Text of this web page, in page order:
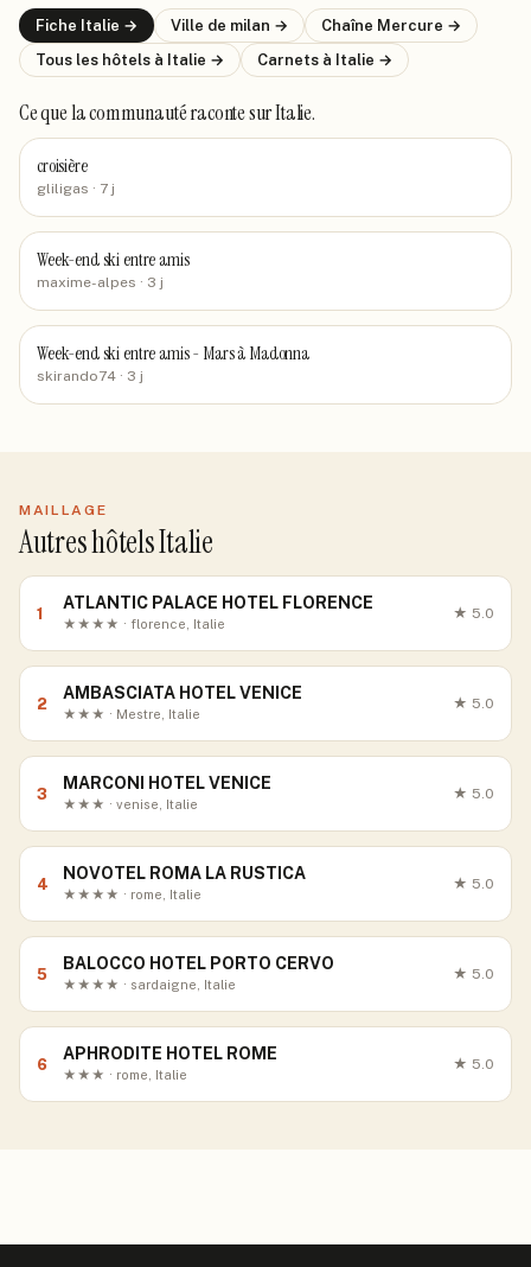
Fiche Italie → Ville de milan → Chaîne Mercure →
Tous les hôtels à Italie → Carnets à Italie →
Ce que la communauté racontesur Italie.
croisière
gliligas · 7 j
Week-end ski entre amis
maxime-alpes · 3 j
Week-end ski entre amis - Mars à Madonna
skirando74 · 3 j
MAILLAGE
Autres hôtels Italie
1
ATLANTIC PALACE HOTEL FLORENCE
★★★★ · florence, Italie
★ 5.0
2
AMBASCIATA HOTEL VENICE
★★★ · Mestre, Italie
★ 5.0
3
MARCONI HOTEL VENICE
★★★ · venise, Italie
★ 5.0
4
NOVOTEL ROMA LA RUSTICA
★★★★ · rome, Italie
★ 5.0
5
BALOCCO HOTEL PORTO CERVO
★★★★ · sardaigne, Italie
★ 5.0
6
APHRODITE HOTEL ROME
★★★ · rome, Italie
★ 5.0